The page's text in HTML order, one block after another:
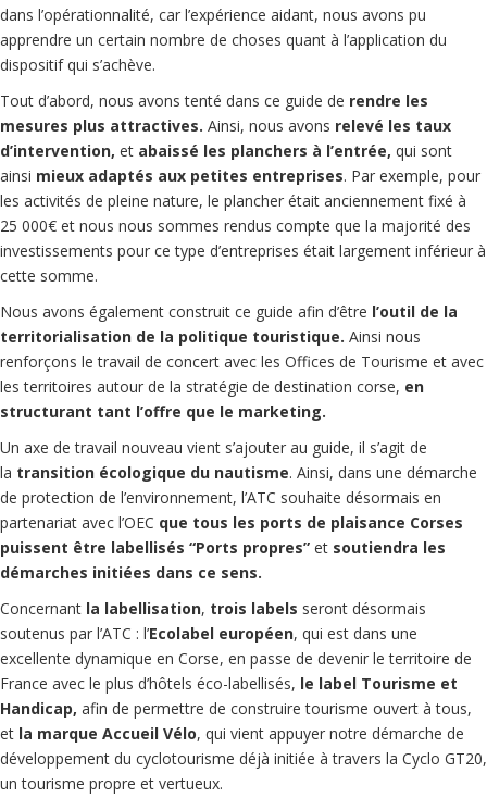
dans l’opérationnalité, car l’expérience aidant, nous avons pu
apprendre un certain nombre de choses quant à l’application du
dispositif qui s’achève.
Tout d’abord, nous avons tenté dans ce guide de rendre les
mesures plus attractives. Ainsi, nous avons relevé les taux
d’intervention, et abaissé les planchers à l’entrée, qui sont
ainsi mieux adaptés aux petites entreprises. Par exemple, pour
les activités de pleine nature, le plancher était anciennement fixé à
25 000€ et nous nous sommes rendus compte que la majorité des
investissements pour ce type d’entreprises était largement inférieur à
cette somme.
Nous avons également construit ce guide afin d’être l’outil de la
territorialisation de la politique touristique. Ainsi nous
renforçons le travail de concert avec les Offices de Tourisme et avec
les territoires autour de la stratégie de destination corse, en
structurant tant l’offre que le marketing.
Un axe de travail nouveau vient s’ajouter au guide, il s’agit de
la transition écologique du nautisme. Ainsi, dans une démarche
de protection de l’environnement, l’ATC souhaite désormais en
partenariat avec l’OEC que tous les ports de plaisance Corses
puissent être labellisés “Ports propres” et soutiendra les
démarches initiées dans ce sens.
Concernant la labellisation, trois labels seront désormais
soutenus par l’ATC : l’Ecolabel européen, qui est dans une
excellente dynamique en Corse, en passe de devenir le territoire de
France avec le plus d’hôtels éco-labellisés, le label Tourisme et
Handicap, afin de permettre de construire tourisme ouvert à tous,
et la marque Accueil Vélo, qui vient appuyer notre démarche de
développement du cyclotourisme déjà initiée à travers la Cyclo GT20,
un tourisme propre et vertueux.